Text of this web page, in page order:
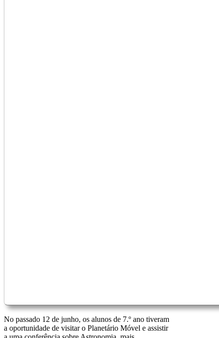
No passado 12 de junho, os alunos de 7.º ano tiveram
a oportunidade de visitar o Planetário Móvel e assistir